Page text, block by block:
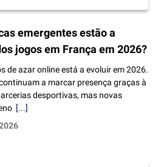
emergentes estão a
jogos em França em 2026?
de azar online está a evoluir em 2026.
a marcar presença graças à
desportivas, mas novas
[...]